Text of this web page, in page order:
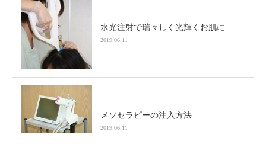
水光注射で瑞々しく光輝くお肌に
2019.06.11
メソセラピーの注入方法
2019.06.11